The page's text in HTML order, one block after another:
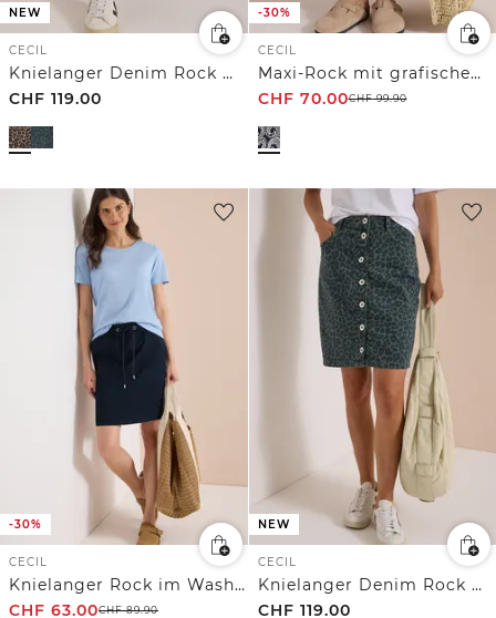
NEW
CECIL
Knielanger Denim Rock mit Leo-Muster
CHF 119.00
-30%
CECIL
Maxi-Rock mit grafischem Muster
CHF 70.00CHF99.90
-30%
CECIL
Knielanger Rock im Washed-Look
CHF 63.00CHF89.90
NEW
CECIL
Knielanger Denim Rock mit Leo-Muster
CHF 119.00